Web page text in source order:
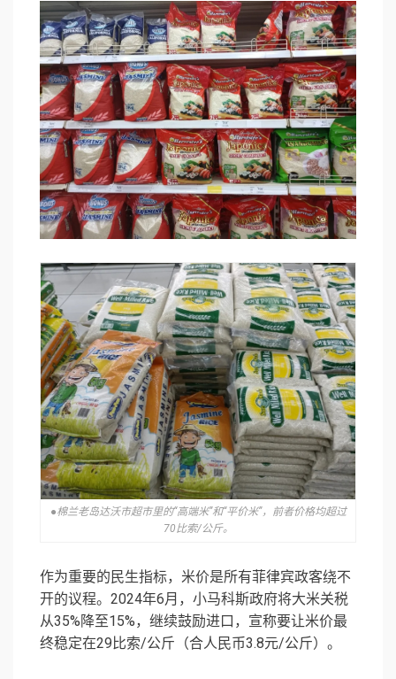
●棉兰老岛达沃市超市里的“高端米”和“平价米”，前者价格均超过
70比索/公斤。
作为重要的民生指标，米价是所有菲律宾政客绕不
开的议程。2024年6月，小马科斯政府将大米关税
从35%降至15%，继续鼓励进口，宣称要让米价最
终稳定在29比索/公斤（合人民币3.8元/公斤）。